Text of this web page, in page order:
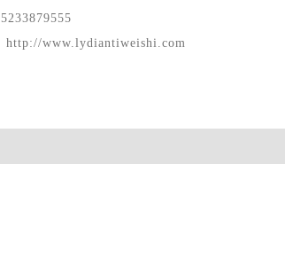
http://www.lydiantiweishi.com